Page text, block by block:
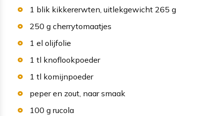
1 blik kikkererwten, uitlekgewicht 265 g
250 g cherrytomaatjes
1 el olijfolie
1 tl knoflookpoeder
1 tl komijnpoeder
peper en zout, naar smaak
100 g rucola